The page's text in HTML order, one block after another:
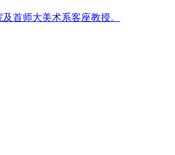
首师大美术系客座教授。